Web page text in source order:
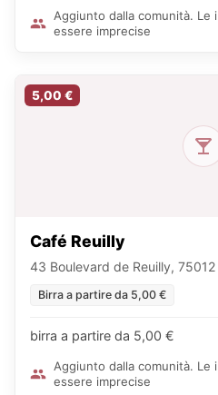
Aggiunto dalla comunità. Le
essere imprecise
5,00 €
Café Reuilly
43 Boulevard de Reuilly,
Birra a partire da 5,00 €
birra a partire da 5,00 €
Aggiunto dalla comunità. Le
essere imprecise